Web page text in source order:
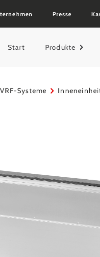
Presse
Start Produkte
Systeme